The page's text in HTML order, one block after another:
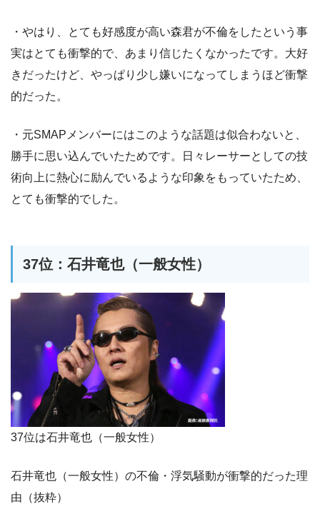
・やはり、とても好感度が高い森君が不倫をしたという事
実はとても衝撃的で、あまり信じたくなかったです。大好
きだったけど、やっぱり少し嫌いになってしまうほど衝撃
的だった。
・元SMAPメンバーにはこのような話題は似合わないと、
勝手に思い込んでいたためです。日々レーサーとしての技
術向上に熱心に励んでいるような印象をもっていたため、
とても衝撃的でした。
37位：石井竜也（一般女性）
37位は石井竜也（一般女性）
石井竜也（一般女性）の不倫・浮気騒動が衝撃的だった理
由（抜粋）